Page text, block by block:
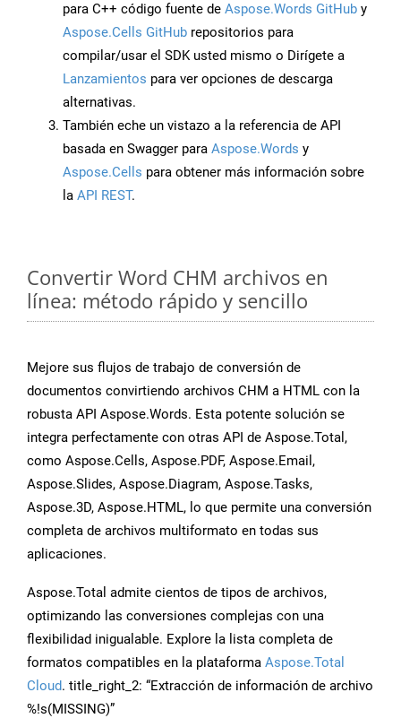
para C++ código fuente de Aspose.Words GitHub y
Aspose.Cells GitHub repositorios para
compilar/usar el SDK usted mismo o Dirígete a
Lanzamientos para ver opciones de descarga
alternativas.
También eche un vistazo a la referencia de API
basada en Swagger para Aspose.Words y
Aspose.Cells para obtener más información sobre
la API REST.
Convertir Word CHM archivos en
línea: método rápido y sencillo
Mejore sus flujos de trabajo de conversión de
documentos convirtiendo archivos CHM a HTML con la
robusta API Aspose.Words. Esta potente solución se
integra perfectamente con otras API de Aspose.Total,
como Aspose.Cells, Aspose.PDF, Aspose.Email,
Aspose.Slides, Aspose.Diagram, Aspose.Tasks,
Aspose.3D, Aspose.HTML, lo que permite una conversión
completa de archivos multiformato en todas sus
aplicaciones.
Aspose.Total admite cientos de tipos de archivos,
optimizando las conversiones complejas con una
flexibilidad inigualable. Explore la lista completa de
formatos compatibles en la plataforma Aspose.Total
Cloud. title_right_2: “Extracción de información de archivo
%!s(MISSING)”